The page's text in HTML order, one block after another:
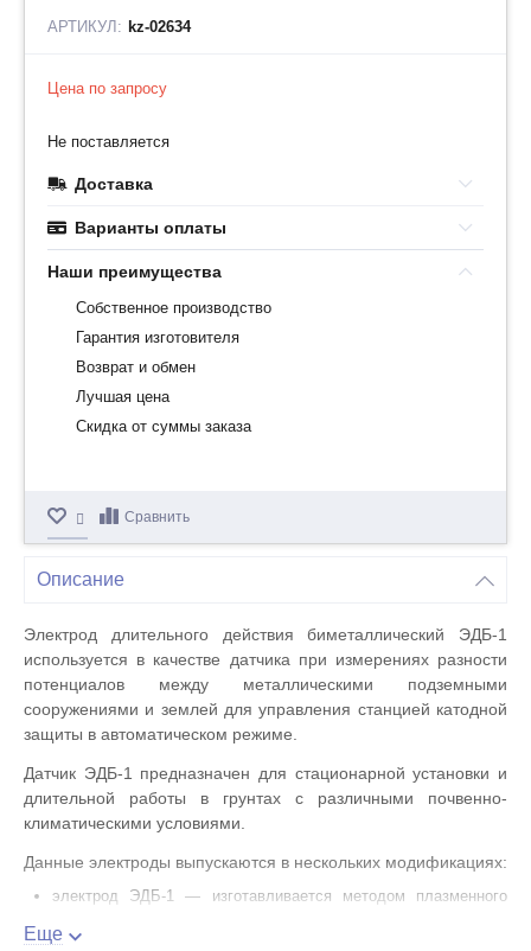
АРТИКУЛ: kz-02634
Цена по запросу
Не поставляется
Доставка
Варианты оплаты
Наши преимущества
Собственное производство
Гарантия изготовителя
Возврат и обмен
Лучшая цена
Скидка от суммы заказа
Сравнить
Описание
Электрод длительного действия биметаллический ЭДБ-1
используется в качестве датчика при измерениях разности
потенциалов между металлическими подземными
сооружениями и землей для управления станцией катодной
защиты в автоматическом режиме.
Датчик ЭДБ-1 предназначен для стационарной установки и
длительной работы в грунтах с различными почвенно-
климатическими условиями.
Данные электроды выпускаются в нескольких модификациях:
электрод ЭДБ-1 — изготавливается методом плазменного
подложку
Еще